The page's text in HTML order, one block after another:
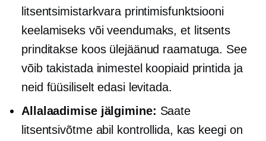
litsentsimistarkvara printimisfunktsiooni
keelamiseks või veendumaks, et litsents
prinditakse koos ülejäänud raamatuga. See
võib takistada inimestel koopiaid printida ja
neid füüsiliselt edasi levitada.
Allalaadimise jälgimine: Saate
litsentsivõtme abil kontrollida, kas keegi on